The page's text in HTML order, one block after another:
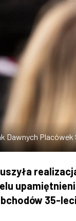
Dawnych Placówek
ruszyła
35-